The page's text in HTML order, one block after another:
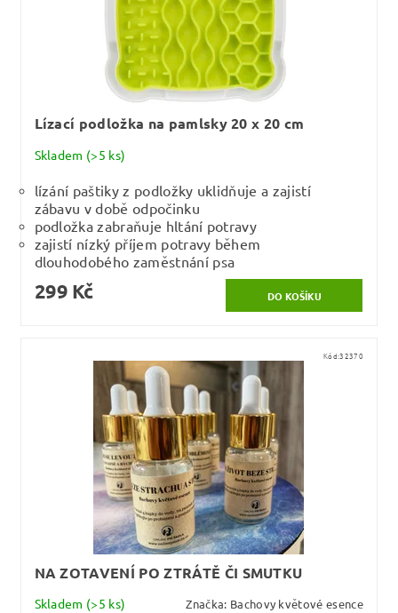
Lízací podložka na pamlsky 20 x 20 cm
Skladem (>5 ks)
lízání paštiky z podložky uklidňuje a zajistí
zábavu v době odpočinku
podložka zabraňuje hltání potravy
zajistí nízký příjem potravy během
dlouhodobého zaměstnání psa
299 Kč
Kód:32370
NA ZOTAVENÍ PO ZTRÁTĚ ČI SMUTKU
Skladem (>5 ks) Značka: Bachovy květové esence